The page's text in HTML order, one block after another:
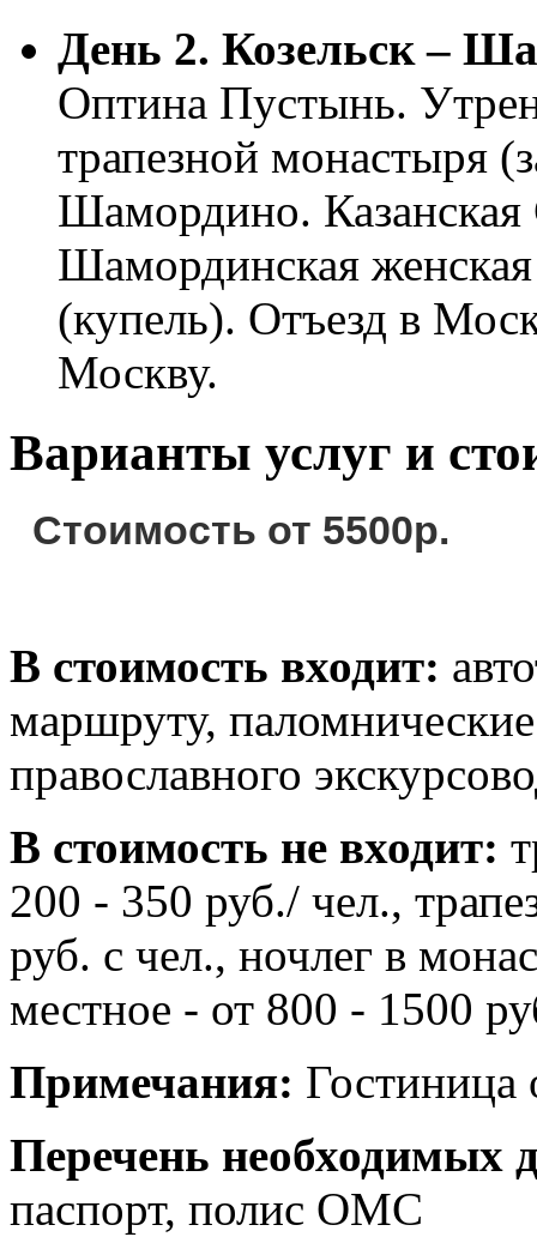
День 2. Козельск –
Оптина Пустынь.
трапезной монастыря
Шамордино. Казанская
Шамординская
(купель). Отъезд в
Москву.
Варианты услуг и
Стоимость от 5500р.
В стоимость входит:
маршруту,
православного
В стоимость не входит:
200 - 350 руб./ чел.,
руб. с чел., ночлег в
местное - от 800 - 1500
Примечания: Гостиница
Перечень необходимых
паспорт, полис ОМС